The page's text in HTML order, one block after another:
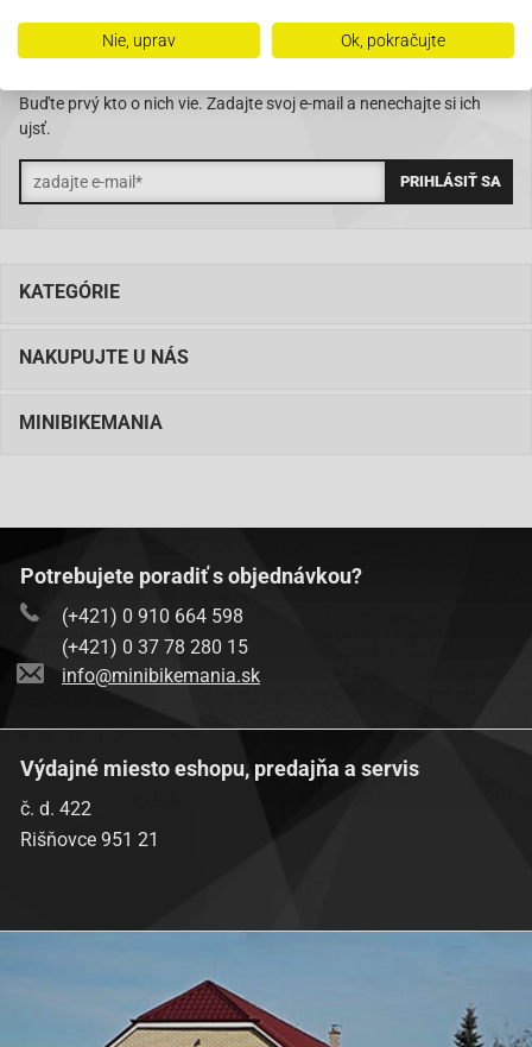
ZĽAVY, AKCIE, NOVINKY?
Buďte prvý kto o nich vie. Zadajte svoj e-mail a nenechajte si ich
ujsť.
KATEGÓRIE
NAKUPUJTE U NÁS
MINIBIKEMANIA
Potrebujete poradiť s objednávkou?
(+421) 0 910 664 598
(+421) 0 37 78 280 15
info@minibikemania.sk
Výdajné miesto eshopu, predajňa a servis
č. d. 422
Rišňovce 951 21
Nie, uprav Ok, pokračujte